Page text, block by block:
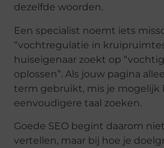
dezelfde woorden.
Een specialist noemt iets
“vochtregulatie in
huiseigenaar zoekt op
oplossen”. Als jouw pagina
term gebruikt, mis je mogelijk
eenvoudigere taal zoeken.
Goede SEO begint daarom
vertellen, maar bij hoe je